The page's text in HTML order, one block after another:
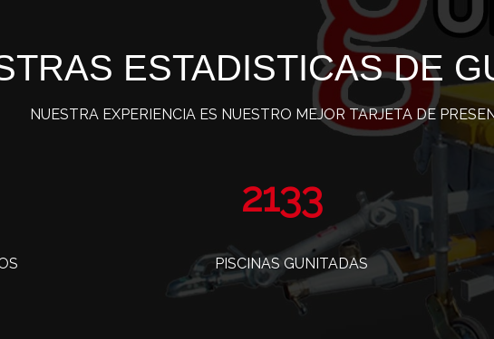
ESTADISTICAS DE
NUESTRA EXPERIENCIA ES NUESTRO MEJOR TARJETA DE
3486
PISCINAS GUNITADAS